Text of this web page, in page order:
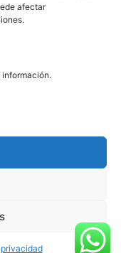
afectar